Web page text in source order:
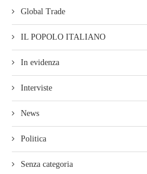
Global Trade
IL POPOLO ITALIANO
In evidenza
Interviste
News
Politica
Senza categoria